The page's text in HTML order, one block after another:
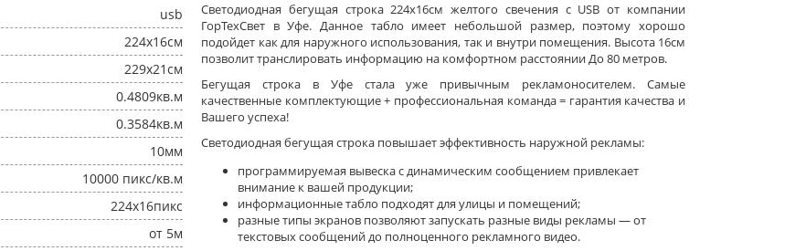
usb
224x16см
229x21см
0.4809кв.м
0.3584кв.м
10мм
10000 пикс/кв.м
224x16пикс
от 5м
Светодиодная бегущая строка 224x16см желтого свечения c USB от компании
ГорТехСвет в Уфе. Данное табло имеет небольшой размер, поэтому хорошо
подойдет как для наружного использования, так и внутри помещения. Высота 16см
позволит транслировать информацию на комфортном расстоянии До 80 метров.
Бегущая строка в Уфе стала уже привычным рекламоносителем. Самые
качественные комплектующие + профессиональная команда = гарантия качества и
Вашего успеха!
Светодиодная бегущая строка повышает эффективность наружной рекламы:
программируемая вывеска с динамическим сообщением привлекает
внимание к вашей продукции;
информационные табло подходят для улицы и помещений;
разные типы экранов позволяют запускать разные виды рекламы — от
текстовых сообщений до полноценного рекламного видео.